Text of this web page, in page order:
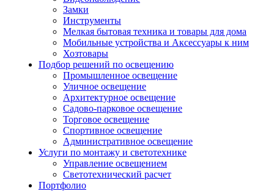
Замки
Инструменты
Мелкая бытовая техника и товары для дома
Мобильные устройства и Аксессуары к ним
Хозтовары
Подбор решений по освещению
Промышленное освещение
Уличное освещение
Архитектурное освещение
Садово-парковое освещение
Торговое освещение
Спортивное освещение
Административное освещение
Услуги по монтажу и светотехнике
Управление освещением
Светотехнический расчет
Портфолио